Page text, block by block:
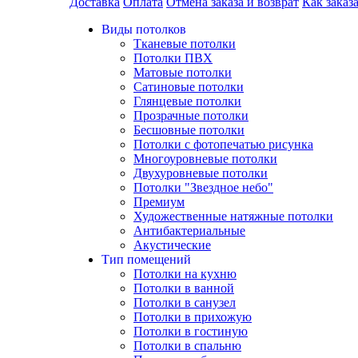
Виды потолков
Тканевые потолки
Потолки ПВХ
Матовые потолки
Сатиновые потолки
Глянцевые потолки
Прозрачные потолки
Бесшовные потолки
Потолки с фотопечатью рисунка
Многоуровневые потолки
Двухуровневые потолки
Потолки "Звездное небо"
Премиум
Художественные натяжные потолки
Антибактериальные
Акустические
Тип помещений
Потолки на кухню
Потолки в ванной
Потолки в санузел
Потолки в прихожую
Потолки в гостиную
Потолки в спальню